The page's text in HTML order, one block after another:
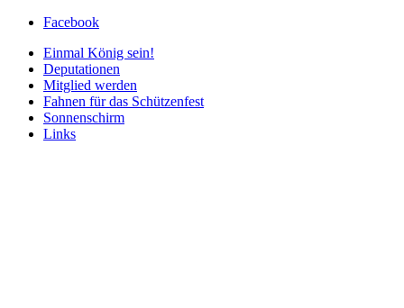
Facebook
Einmal König sein!
Deputationen
Mitglied werden
Fahnen für das Schützenfest
Sonnenschirm
Links